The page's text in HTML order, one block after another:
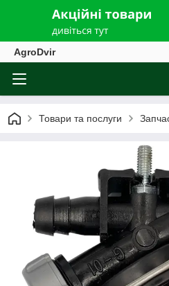
AgroDvir
Товари та послуги